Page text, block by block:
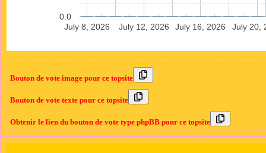
July 8, 2026 July 12, 2026 July 16, 2026 July 20,
0.0
Bouton de vote image pour ce topsite
Bouton de vote texte pour ce topsite
Obtenir le lien du bouton de vote type phpBB pour ce topsite